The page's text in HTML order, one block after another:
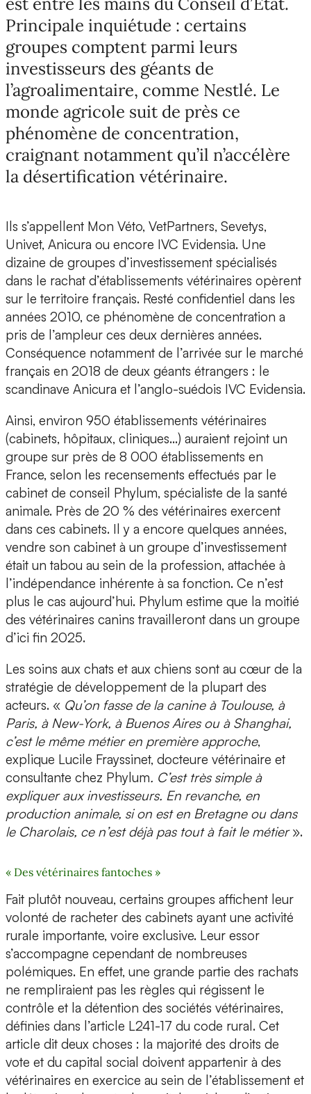
Principale inquiétude : certains
groupes comptent parmi leurs
investisseurs des géants de
l’agroalimentaire, comme Nestlé. Le
monde agricole suit de près ce
phénomène de concentration,
craignant notamment qu’il n’accélère
la désertification vétérinaire.
Ils s’appellent Mon Véto, VetPartners, Sevetys,
Univet, Anicura ou encore IVC Evidensia. Une
dizaine de groupes d’investissement spécialisés
dans le rachat d’établissements vétérinaires opèrent
sur le territoire français. Resté confidentiel dans les
années 2010, ce phénomène de concentration a
pris de l’ampleur ces deux dernières années.
Conséquence notamment de l’arrivée sur le marché
français en 2018 de deux géants étrangers : le
scandinave Anicura et l’anglo-suédois IVC Evidensia.
Ainsi, environ 950 établissements vétérinaires
(cabinets, hôpitaux, cliniques…) auraient rejoint un
groupe sur près de 8 000 établissements en
France, selon les recensements effectués par le
cabinet de conseil Phylum, spécialiste de la santé
animale. Près de 20 % des vétérinaires exercent
dans ces cabinets. Il y a encore quelques années,
vendre son cabinet à un groupe d’investissement
était un tabou au sein de la profession, attachée à
l’indépendance inhérente à sa fonction. Ce n’est
plus le cas aujourd’hui. Phylum estime que la moitié
des vétérinaires canins travailleront dans un groupe
d’ici fin 2025.
Les soins aux chats et aux chiens sont au cœur de la
stratégie de développement de la plupart des
acteurs. « Qu’on fasse de la canine à Toulouse, à
Paris, à New-York, à Buenos Aires ou à Shanghai,
c’est le même métier en première approche,
explique Lucile Frayssinet, docteure vétérinaire et
consultante chez Phylum. C’est très simple à
expliquer aux investisseurs. En revanche, en
production animale, si on est en Bretagne ou dans
le Charolais, ce n’est déjà pas tout à fait le métier».
« Des vétérinaires fantoches »
Fait plutôt nouveau, certains groupes affichent leur
volonté de racheter des cabinets ayant une activité
rurale importante, voire exclusive. Leur essor
s’accompagne cependant de nombreuses
polémiques. En effet, une grande partie des rachats
ne rempliraient pas les règles qui régissent le
contrôle et la détention des sociétés vétérinaires,
définies dans l’article L241-17 du code rural. Cet
article dit deux choses : la majorité des droits de
vote et du capital social doivent appartenir à des
vétérinaires en exercice au sein de l’établissement et